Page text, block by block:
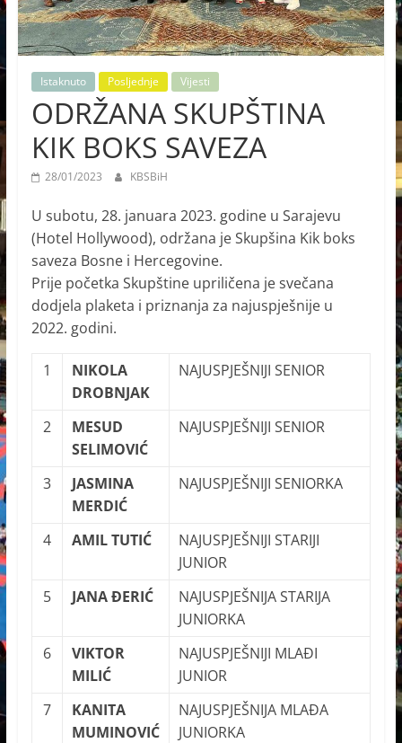
Istaknuto Posljednje Vijesti
ODRŽANA SKUPŠTINA
KIK BOKS SAVEZA
28/01/2023 KBSBiH
U subotu, 28. januara 2023. godine u Sarajevu
(Hotel Hollywood), održana je Skupšina Kik boks
saveza Bosne i Hercegovine.
Prije početka Skupštine upriličena je svečana
dodjela plaketa i priznanja za najuspješnije u
2022. godini.
1
NIKOLA
DROBNJAK
NAJUSPJEŠNIJI SENIOR
2
MESUD
SELIMOVIĆ
NAJUSPJEŠNIJI SENIOR
3
JASMINA
MERDIĆ
NAJUSPJEŠNIJI SENIORKA
4 AMIL TUTIĆ
NAJUSPJEŠNIJI STARIJI
JUNIOR
5
JANA ĐERIĆ
NAJUSPJEŠNIJA STARIJA
JUNIORKA
6
VIKTOR
MILIĆ
NAJUSPJEŠNIJI MLAĐI
JUNIOR
7
KANITA
MUMINOVIĆ
NAJUSPJEŠNIJA MLAĐA
JUNIORKA